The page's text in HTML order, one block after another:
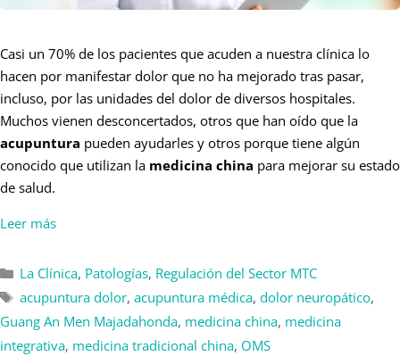
Casi un 70% de los pacientes que acuden a nuestra clínica lo
hacen por manifestar dolor que no ha mejorado tras pasar,
incluso, por las unidades del dolor de diversos hospitales.
Muchos vienen desconcertados, otros que han oído que la
acupuntura pueden ayudarles y otros porque tiene algún
conocido que utilizan la medicina china para mejorar su estado
de salud.
Leer más
La Clínica, Patologías, Regulación del Sector MTC
acupuntura dolor, acupuntura médica, dolor neuropático,
Guang An Men Majadahonda, medicina china, medicina
integrativa, medicina tradicional china, OMS